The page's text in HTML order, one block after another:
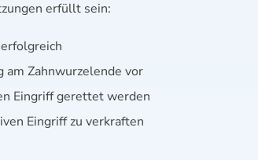
erfüllt sein:
am Zahnwurzelende vor
Eingriff gerettet werden
Eingriff zu verkraften